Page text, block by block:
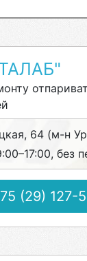
64 (м-н
без
(29) 127-